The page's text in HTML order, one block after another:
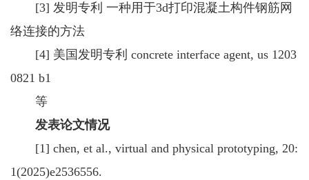
[3] 发明专利 一种用于3d打印混凝土构件钢筋网
络连接的方法
[4] 美国发明专利 concrete interface agent, us 1203
0821 b1
等
发表论文情况
[1] chen, et al., virtual and physical prototyping, 20:
1(2025)e2536556.